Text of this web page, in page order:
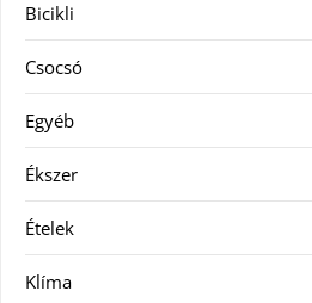
Bicikli
Csocsó
Egyéb
Ékszer
Ételek
Klíma